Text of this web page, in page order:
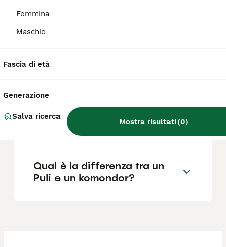
Femmina
Maschio
Fascia di età
Generazione
Salva ricerca
Mostra risultati(0)
Puli?
Quali sono le caratteristiche
del cane Puli?
Qual è la differenza tra un
Puli e un komondor?